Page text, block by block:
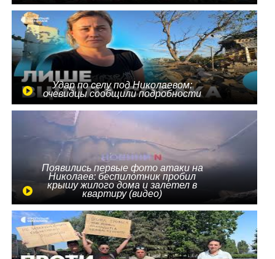
Удар по селу под Николаевом:
очевидцы сообщили подробности
Появились первые фото атаки на
Николаев: беспилотник пробил
крышу жилого дома и залетел в
квартиру (видео)